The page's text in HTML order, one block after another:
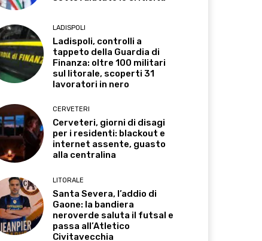
LADISPOLI
Ladispoli, controlli a
tappeto della Guardia di
Finanza: oltre 100 militari
sul litorale, scoperti 31
lavoratori in nero
CERVETERI
Cerveteri, giorni di disagi
per i residenti: blackout e
internet assente, guasto
alla centralina
LITORALE
Santa Severa, l’addio di
Gaone: la bandiera
neroverde saluta il futsal e
passa all’Atletico
Civitavecchia